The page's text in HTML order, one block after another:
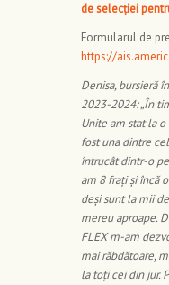
de selecției
Formularul de
https://
Denisa, bursieră
2023-2024: „În
Unite am stat la o
fost una dintre
întrucât dintr-o
am 8 frați și încă
deși sunt la mii
mereu aproape.
FLEX m-am
mai răbdătoare,
la toți cei din jur.